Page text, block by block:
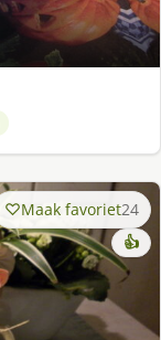
Maak favoriet24
👍